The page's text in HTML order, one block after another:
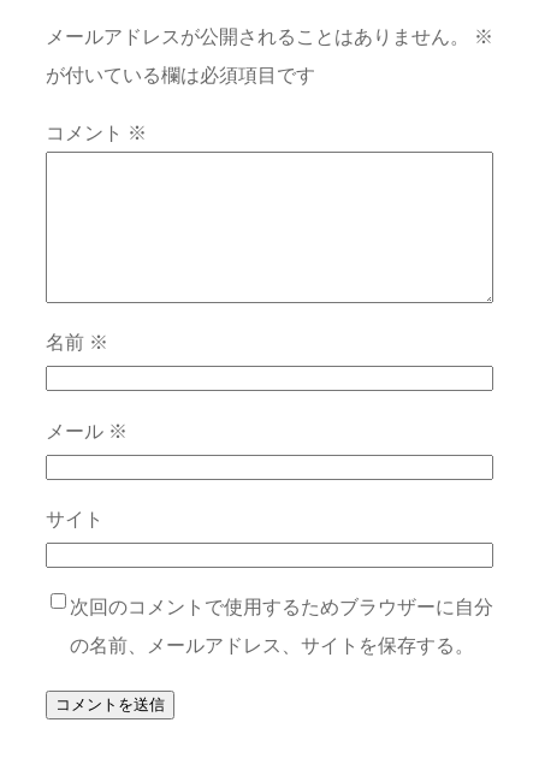
メールアドレスが公開されることはありません。
※
が付いている欄は必須項目です
コメント ※
名前 ※
メール ※
サイト
次回のコメントで使用するためブラウザーに自分
の名前、メールアドレス、サイトを保存する。